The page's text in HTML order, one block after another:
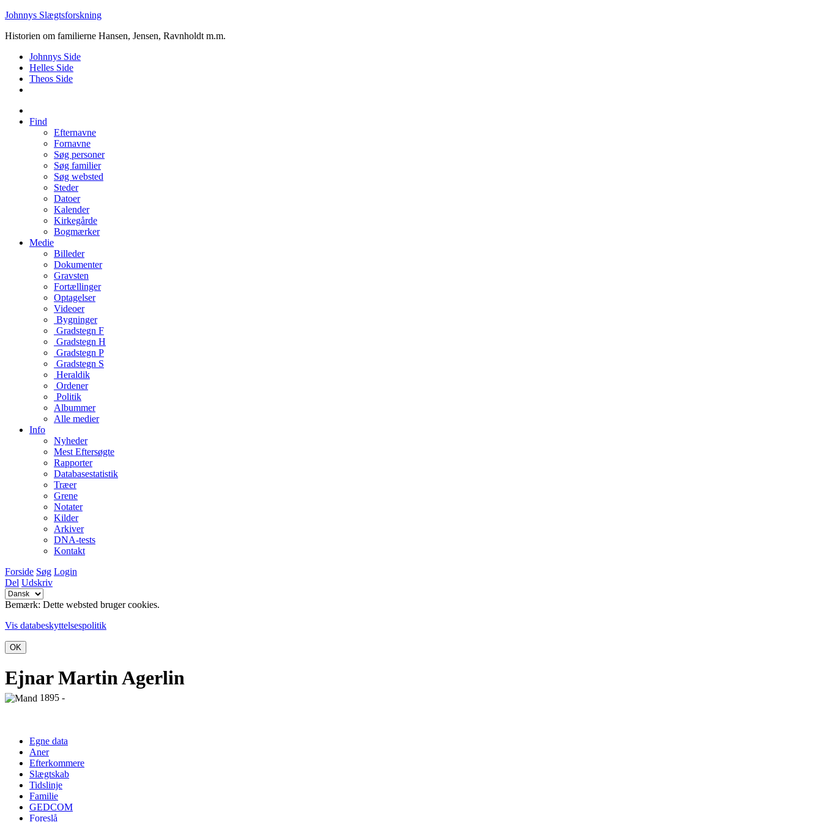
Johnnys Slægtsforskning
Historien om familierne Hansen, Jensen, Ravnholdt m.m.
Johnnys Side
Helles Side
Theos Side
Find
Efternavne
Fornavne
Søg personer
Søg familier
Søg websted
Steder
Datoer
Kalender
Kirkegårde
Bogmærker
Medie
Billeder
Dokumenter
Gravsten
Fortællinger
Optagelser
Videoer
Bygninger
Gradstegn F
Gradstegn H
Gradstegn P
Gradstegn S
Heraldik
Ordener
Politik
Albummer
Alle medier
Info
Nyheder
Mest Eftersøgte
Rapporter
Databasestatistik
Træer
Grene
Notater
Kilder
Arkiver
DNA-tests
Kontakt
Forside Søg Login
Del Udskriv
Bemærk: Dette websted bruger cookies.
Vis databeskyttelsespolitik
OK
Ejnar Martin Agerlin
1895 -
Egne data
Aner
Efterkommere
Slægtskab
Tidslinje
Familie
GEDCOM
Foreslå